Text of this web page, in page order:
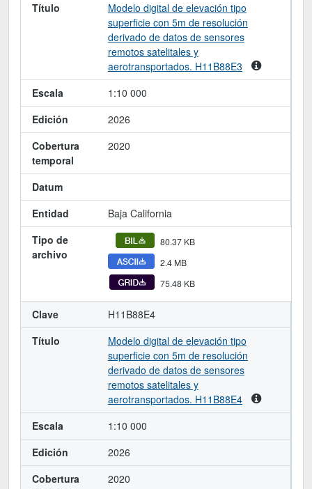
Título
Modelo digital de elevación tipo
superficie con 5m de resolución
derivado de datos de sensores
remotos satelitales y
aerotransportados. H11B88E3
Escala
1:10 000
Edición
2026
Cobertura
temporal
2020
Datum
Entidad
Baja California
Tipo de
archivo
80.37 KB
2.4 MB
75.48 KB
Clave
H11B88E4
Título
Modelo digital de elevación tipo
superficie con 5m de resolución
derivado de datos de sensores
remotos satelitales y
aerotransportados. H11B88E4
Escala
1:10 000
Edición
2026
Cobertura
2020